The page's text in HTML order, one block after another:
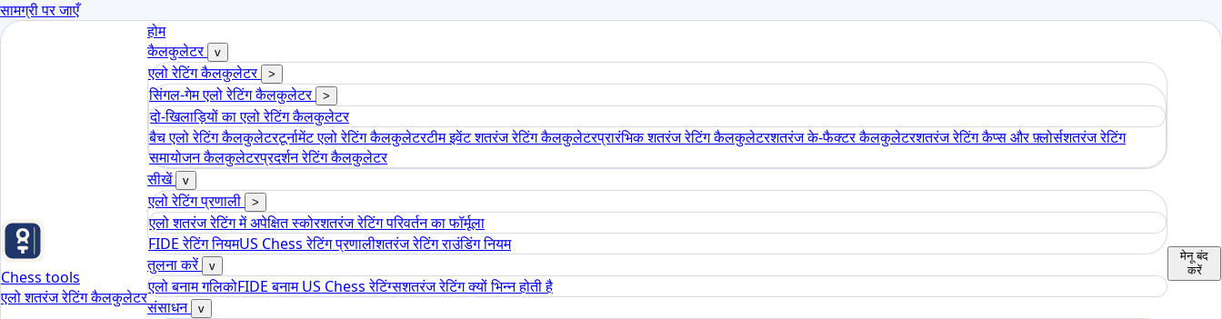
सामग्री पर जाएँ
Chess tools
एलो शतरंज रेटिंग कैलकुलेटर
होम
कैलकुलेटर
v
एलो रेटिंग कैलकुलेटर >
सिंगल-गेम एलो रेटिंग कैलकुलेटर >
दो-खिलाड़ियों का एलो रेटिंग कैलकुलेटर
बैच एलो रेटिंग कैलकुलेटरटूर्नामेंट एलो रेटिंग कैलकुलेटरटीम इवेंट शतरंज रेटिंग कैलकुलेटरप्रारंभिक शतरंज रेटिंग कैलकुलेटरशतरंज के-फैक्टर कैलकुलेटरशतरंज रेटिंग कैप्स और फ़्लोर्सशतरंज रेटिंग
समायोजन कैलकुलेटरप्रदर्शन रेटिंग कैलकुलेटर
सीखें
v
एलो रेटिंग प्रणाली >
एलो शतरंज रेटिंग में अपेक्षित स्कोरशतरंज रेटिंग परिवर्तन का फॉर्मूला
FIDE रेटिंग नियमUS Chess रेटिंग प्रणालीशतरंज रेटिंग राउंडिंग नियम
तुलना करें
v
एलो बनाम गलिकोFIDE बनाम US Chess रेटिंग्सशतरंज रेटिंग क्यों भिन्न होती है
संसाधन
v
मेनू बंद
करें